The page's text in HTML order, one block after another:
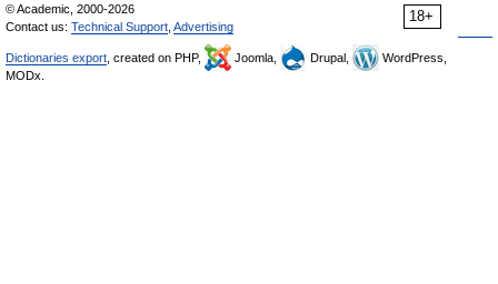
18+
© Academic, 2000-2026
Contact us: Technical Support Advertising
Dictionaries export , created on PHP, Joomla, Drupal,
WordPress,
MODx.